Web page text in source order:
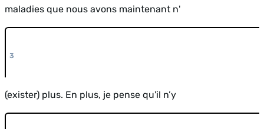
maladies que nous avons maintenant n'
(exister) plus. En plus, je pense qu'il n’y